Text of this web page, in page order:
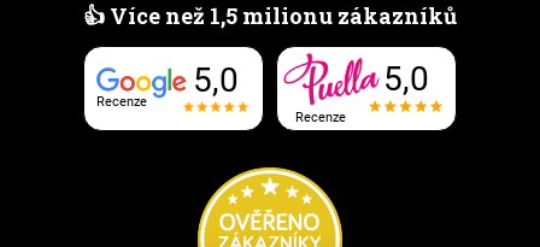
👍 Více než 1,5 milionu zákazníků
Recenze
5,0
Recenze
5,0